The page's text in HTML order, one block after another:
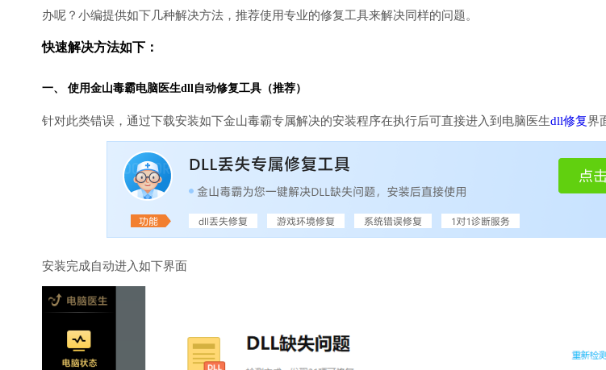
办呢？小编提供如下几种解决方法，推荐使用专业的修复工具来解决同样的问题。
快速解决方法如下：
一、 使用金山毒霸电脑医生dll自动修复工具（推荐）
针对此类错误，通过下载安装如下金山毒霸专属解决的安装程序在执行后可直接进入到电脑医生dll修复界
安装完成自动进入如下界面